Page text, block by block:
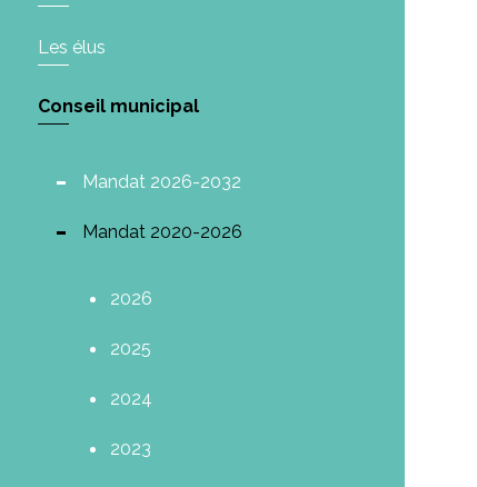
Les élus
Conseil municipal
Mandat 2026-2032
Mandat 2020-2026
2026
2025
2024
2023